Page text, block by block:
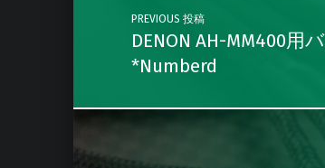
PREVIOUS 投稿
DENON AH-MM400
*Numberd